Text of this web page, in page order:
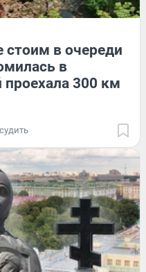
в очереди
в
проехала 300 км